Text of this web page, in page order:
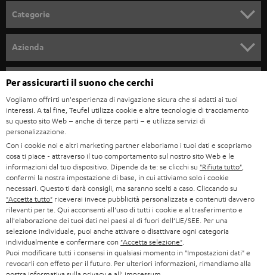
l
l
a
n
e
w
s
l
e
t
t
e
r
Categorie
SOUNDBAR
SMART HOME
BLUETOOTH
CUFFIE
CUFFIE BLUETOOTH
SET STEREO
ALTOPARLANTE
Azienda
ASSISTENZA
CARRIERA
STAMPA
B2B
BLOG
NEWSLETTER
NEGOZI
VANTAGGI TEUFEL
Negozi Teufel online
GERMANIA
SVIZZERA
PAESI BASSI
BELGIO
FRANCIA
Per assicurarti il suono che cerchi
Vogliamo offrirti un'esperienza di navigazione sicura che si adatti ai tuoi
interessi. A tal fine, Teufel utilizza cookie e altre tecnologie di tracciamento
su questo sito Web – anche di terze parti – e utilizza servizi di
personalizzazione.
Con i cookie noi e altri marketing partner elaboriamo i tuoi dati e scopriamo
cosa ti piace - attraverso il tuo comportamento sul nostro sito Web e le
informazioni dal tuo dispositivo. Dipende da te: se clicchi su "Rifiuta tutto"
confermi la nostra impostazione di base, in cui attiviamo solo i cookie
necessari. Questo ti darà consigli, ma saranno scelti a caso. Cliccando su
"Accetta tutto" riceverai invece pubblicità personalizzata e contenuti davvero
rilevanti per te. Qui acconsenti all'uso di tutti i cookie e al trasferimento e
all'elaborazione dei tuoi dati nei paesi al di fuori dell’UE/SEE. Per una
selezione individuale, puoi anche attivare o disattivare ogni categoria
individualmente e confermare con "Accetta selezione"
Puoi modificare tutti i consensi in qualsiasi momento in "Impostazioni dati" e
revocarli con effeto per il futuro. Per ulteriori informazioni, rimandiamo alla